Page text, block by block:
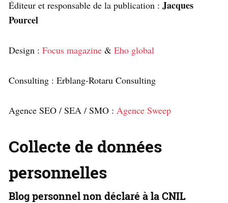
Éditeur et responsable de la publication : Jacques
Pourcel
Design : Focus magazine & Eho global
Consulting : Erblang-Rotaru Consulting
Agence SEO / SEA / SMO : Agence Sweep
Collecte de données
personnelles
Blog personnel non déclaré à la CNIL